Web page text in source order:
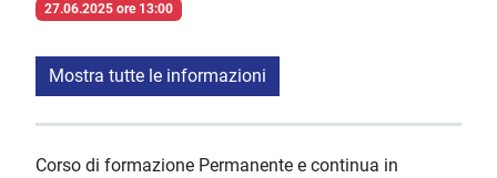
27.06.2025 ore 13:00
Mostra tutte le informazioni
Corso di formazione Permanente e continua in